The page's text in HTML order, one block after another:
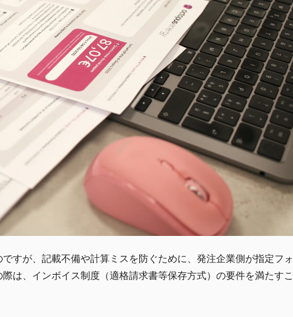
すが、記載不備や計算ミスを防ぐために、発注企業側が指定フォ
は、インボイス制度（適格請求書等保存方式）の要件を満たすこ